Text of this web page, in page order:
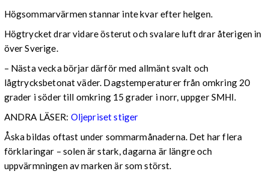
Högsommarvärmen stannar inte kvar efter helgen.
Högtrycket drar vidare österut och svalare luft drar återigen in
över Sverige.
– Nästa vecka börjar därför med allmänt svalt och
lågtrycksbetonat väder. Dagstemperaturer från omkring 20
grader i söder till omkring 15 grader i norr, uppger SMHI.
ANDRA LÄSER: Oljepriset stiger
Åska bildas oftast under sommarmånaderna. Det har flera
förklaringar – solen är stark, dagarna är längre och
uppvärmningen av marken är som störst.